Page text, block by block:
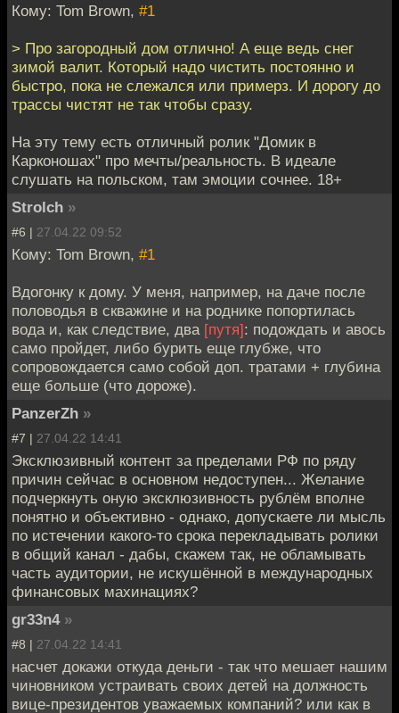
Кому: Tom Brown, #1
> Про загородный дом отлично! А еще ведь снег
зимой валит. Который надо чистить постоянно и
быстро, пока не слежался или примерз. И дорогу до
трассы чистят не так чтобы сразу.
На эту тему есть отличный ролик "Домик в
Карконошах" про мечты/реальность. В идеале
слушать на польском, там эмоции сочнее. 18+
Strolch »
#6 | 27.04.22 09:52
Кому: Tom Brown, #1
Вдогонку к дому. У меня, например, на даче после
половодья в скважине и на роднике попортилась
вода и, как следствие, два [путя]: подождать и авось
само пройдет, либо бурить еще глубже, что
сопровождается само собой доп. тратами + глубина
еще больше (что дороже).
PanzerZh »
#7 | 27.04.22 14:41
Эксклюзивный контент за пределами РФ по ряду
причин сейчас в основном недоступен... Желание
подчеркнуть оную эксклюзивность рублём вполне
понятно и объективно - однако, допускаете ли мысль
по истечении какого-то срока перекладывать ролики
в общий канал - дабы, скажем так, не обламывать
часть аудитории, не искушённой в международных
финансовых махинациях?
gr33n4 »
#8 | 27.04.22 14:41
насчет докажи откуда деньги - так что мешает нашим
чиновником устраивать своих детей на должность
вице-президентов уважаемых компаний? или как в